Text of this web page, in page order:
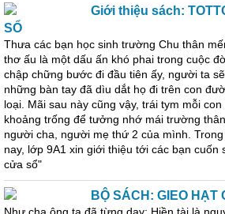
Giới thiệu sách:
SỔ
Thưa các bạn học sinh trường Chu thân
thơ ấu là một dấu ấn khó phai trong cuộc
chập chững bước đi đầu tiên ấy, người ta
những bàn tay đã dìu dắt họ đi trên con
loại. Mãi sau này cũng vậy, trái tym mỗi
khoảng trống để tưởng nhớ mái trường
người cha, người mẹ thứ 2 của mình.
nay, lớp 9A1 xin giới thiệu tới các bạn cuốn
cửa sổ"
BỘ SÁCH: GIEO HẠT
Như cha ông ta đã từng dạy: Hiền tài là